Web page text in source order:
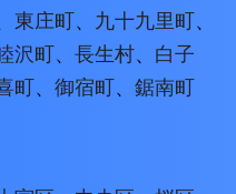
東庄町、 九十九里町、
沢町、 長生村、 白子
町、 御宿町、 鋸南町